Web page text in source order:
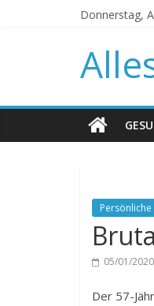
Donnerstag,
05/01/2020
Der 57-